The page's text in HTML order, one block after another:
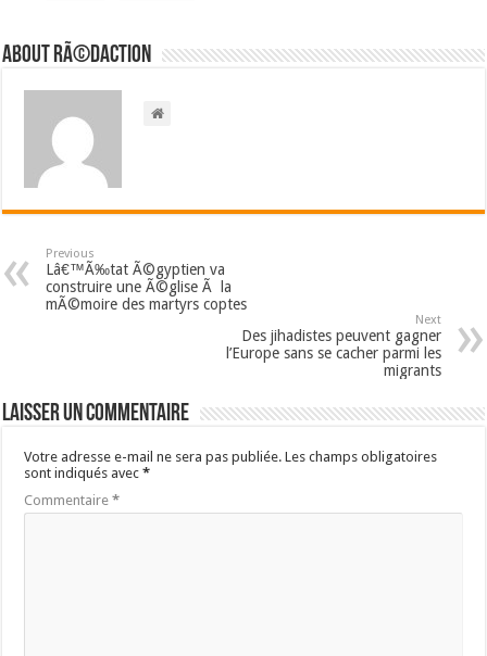
About RÃ©daction
Previous
Lâ€™Ã‰tat Ã©gyptien va
construire une Ã©glise Ã la
mÃ©moire des martyrs coptes
Next
Des jihadistes peuvent gagner
l’Europe sans se cacher parmi les
migrants
Laisser un commentaire
Votre adresse e-mail ne sera pas publiée. Les champs obligatoires
sont indiqués avec*
Commentaire*